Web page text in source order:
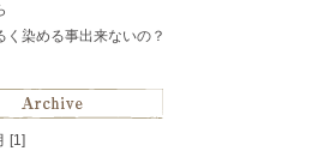
ら
く染める事出来ないの？
[1]